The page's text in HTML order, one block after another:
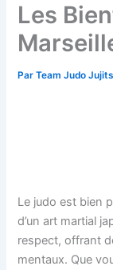
Les
ParTeam Judo
Le judo est bien
d’un art martial
respect, offrant
mentaux. Que